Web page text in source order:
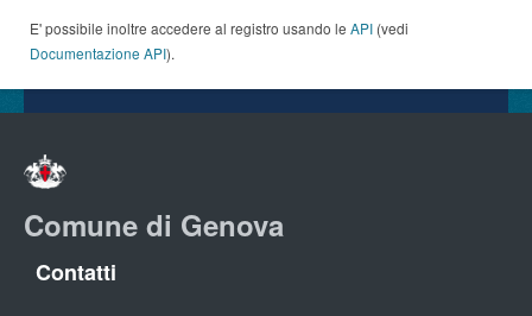
E' possibile inoltre accedere al registro usando le API (vedi
Documentazione API).
Comune di Genova
Contatti